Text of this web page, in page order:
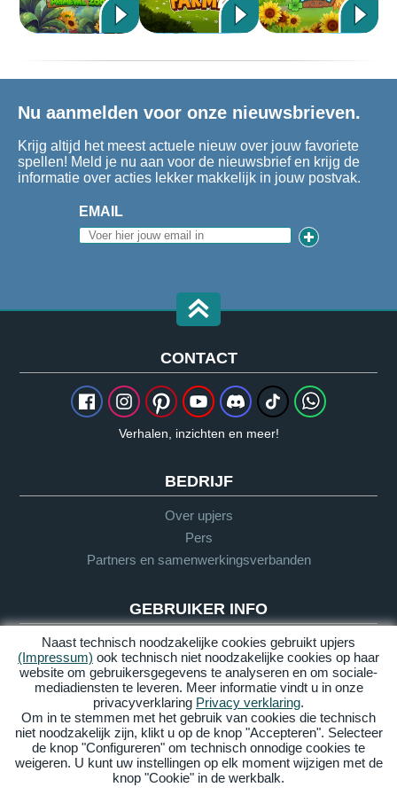
Nu aanmelden voor onze nieuwsbrieven.
Krijg altijd het meest actuele nieuw over jouw favoriete
spellen! Meld je nu aan voor de nieuwsbrief en krijg de
informatie over acties lekker makkelijk in jouw postvak.
EMAIL
CONTACT
Verhalen, inzichten en meer!
BEDRIJF
Over upjers
Pers
Partners en samenwerkingsverbanden
GEBRUIKER INFO
Woordenlijst
Richtlijnen
Support
Impressum Privacy AGV
Barrière
vrijheid
Naast technisch noodzakelijke cookies gebruikt upjers
(Impressum) ook technisch niet noodzakelijke cookies op haar
website om gebruikersgegevens te analyseren en om sociale-
mediadiensten te leveren. Meer informatie vindt u in onze
privacyverklaring Privacy verklaring.
Om in te stemmen met het gebruik van cookies die technisch
niet noodzakelijk zijn, klikt u op de knop "Accepteren". Selecteer
de knop "Configureren" om technisch onnodige cookies te
weigeren. U kunt uw instellingen op elk moment wijzigen met de
knop "Cookie" in de werkbalk.